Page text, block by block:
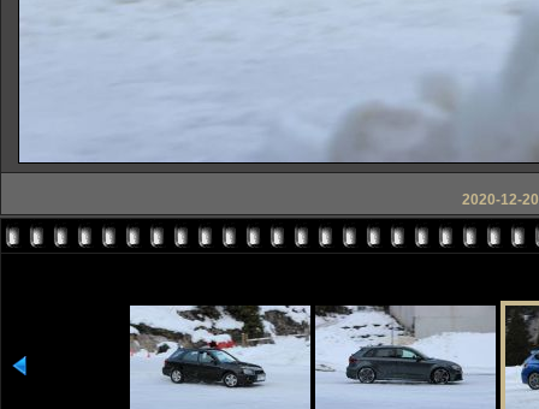
2020-12-